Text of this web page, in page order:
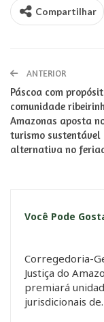
Compartilhar
ANTERIOR
Páscoa com
comunidade
Amazonas aposta
turismo sustentável
alternativa no
Você Pode
Corregedoria-
Justiça do
premiará
jurisdicionais